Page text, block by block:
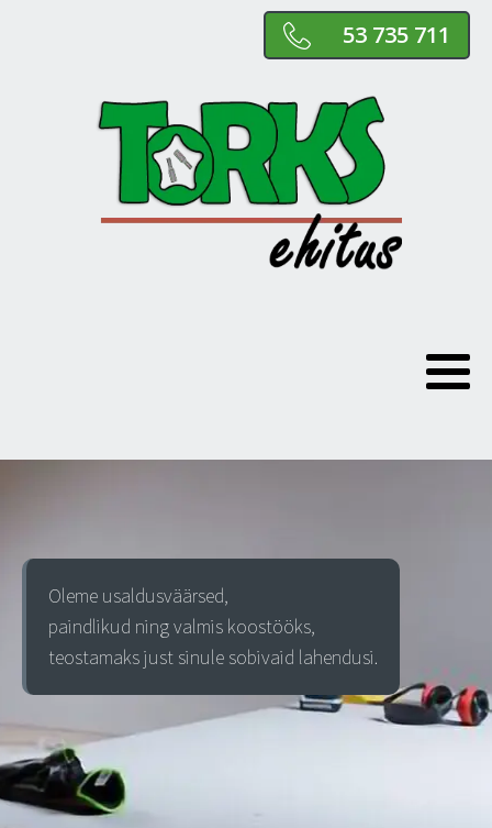
53 735 711
Oleme usaldusväärsed,
paindlikud ning valmis koostööks,
teostamaks just sinule sobivaid lahendusi.